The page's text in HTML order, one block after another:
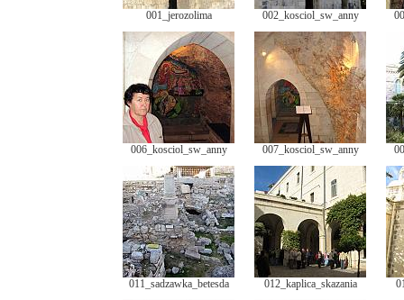
001_jerozolima 002_kosciol_sw_anny
006_kosciol_sw_anny 007_kosciol_sw_anny
011_sadzawka_betesda 012_kaplica_skazania